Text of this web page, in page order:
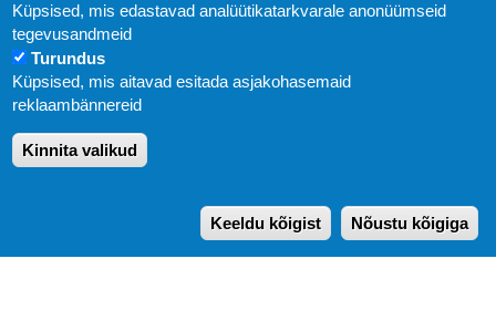
Uudised
KIRJASTUS PEGASUS OÜ © 2020
Paldiski mnt. 29 (A korpus VI korrus), Tallinn
E-post:pegasus[at]pegasus.ee
Küpsised, mis edastavad analüütikatarkvarale anonüümseid
tegevusandmeid
Turundus
Küpsised, mis aitavad esitada asjakohasemaid
reklaambännereid
Kinnita valikud
Keeldu kõigist Nõustu kõigiga